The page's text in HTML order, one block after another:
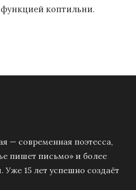
функцией коптильни.
— современная поэтесса,
пишет письмо» и более
Уже 15 лет успешно создаёт